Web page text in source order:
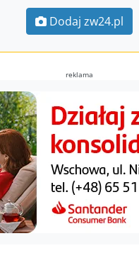
Dodaj zw24.pl
reklama